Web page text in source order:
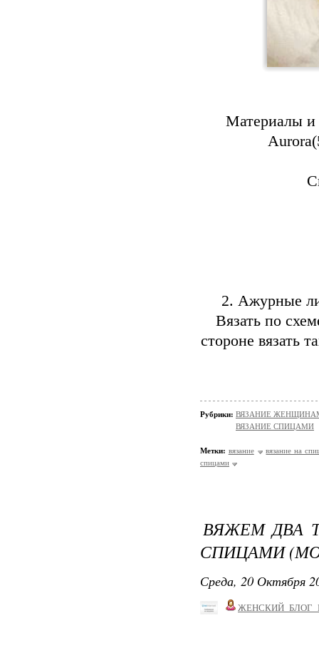
Материалы и
2. Ажурные
Вязать по
стороне вязать
Рубрики: ВЯЗАНИЕ ЖЕНЩИНАМ/
ВЯЗАНИЕ СПИЦАМИ
Метки: вязание
вязание на
спицами
ВЯЖЕМ ДВА
СПИЦАМИ
Среда, 20 Октября